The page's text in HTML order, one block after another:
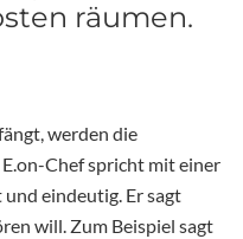
räumen.
werden die
E.on-Chef spricht mit einer
eindeutig. Er sagt
will. Zum Beispiel sagt